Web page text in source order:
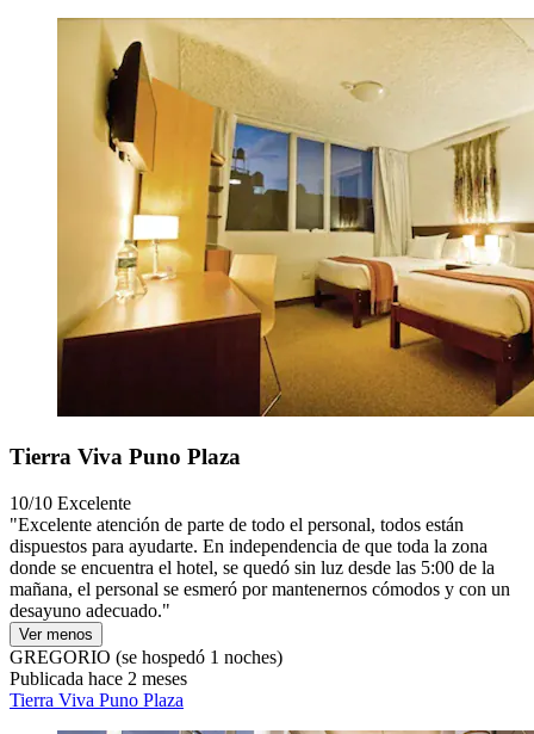
Tierra Viva Puno Plaza
10/10 Excelente
"Excelente atención de parte de todo el personal, todos están
dispuestos para ayudarte. En independencia de que toda la zona
donde se encuentra el hotel, se quedó sin luz desde las 5:00 de la
mañana, el personal se esmeró por mantenernos cómodos y con un
desayuno adecuado."
Ver menos
GREGORIO (se hospedó 1 noches)
Publicada hace 2 meses
Tierra Viva Puno Plaza